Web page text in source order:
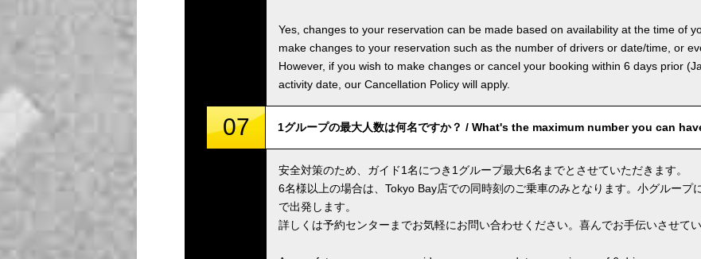
Yes, changes to your reservation can be made based on availability at the time of
make changes to your reservation such as the number of drivers or date/time, or
However, if you wish to make changes or cancel your booking within 6 days prior
activity date, our Cancellation Policy will apply.
07 1グループの最大人数は何名ですか？ / What's the maximum number you can
安全対策のため、ガイド1名につき1グループ最大6名までとさせていただきます。
6名様以上の場合は、Tokyo Bay店での同時刻のご乗車のみとなります。小グループ
で出発します。
詳しくは予約センターまでお気軽にお問い合わせください。喜んでお手伝いさせて